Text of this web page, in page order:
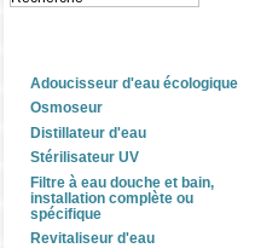
Adoucisseur d'eau écologique
Osmoseur
Distillateur d'eau
Stérilisateur UV
Filtre à eau douche et bain,
installation complète ou
spécifique
Revitaliseur d'eau